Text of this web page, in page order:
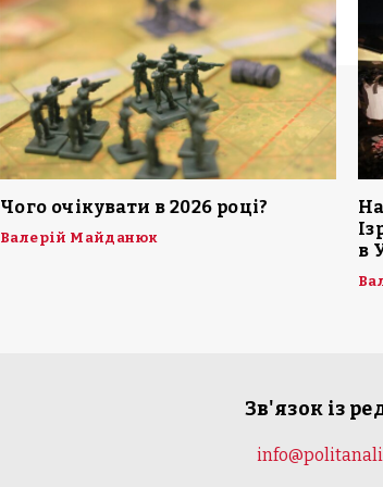
Чого очікувати в 2026 році?
Валерій Майданюк
в
Зв'язок із